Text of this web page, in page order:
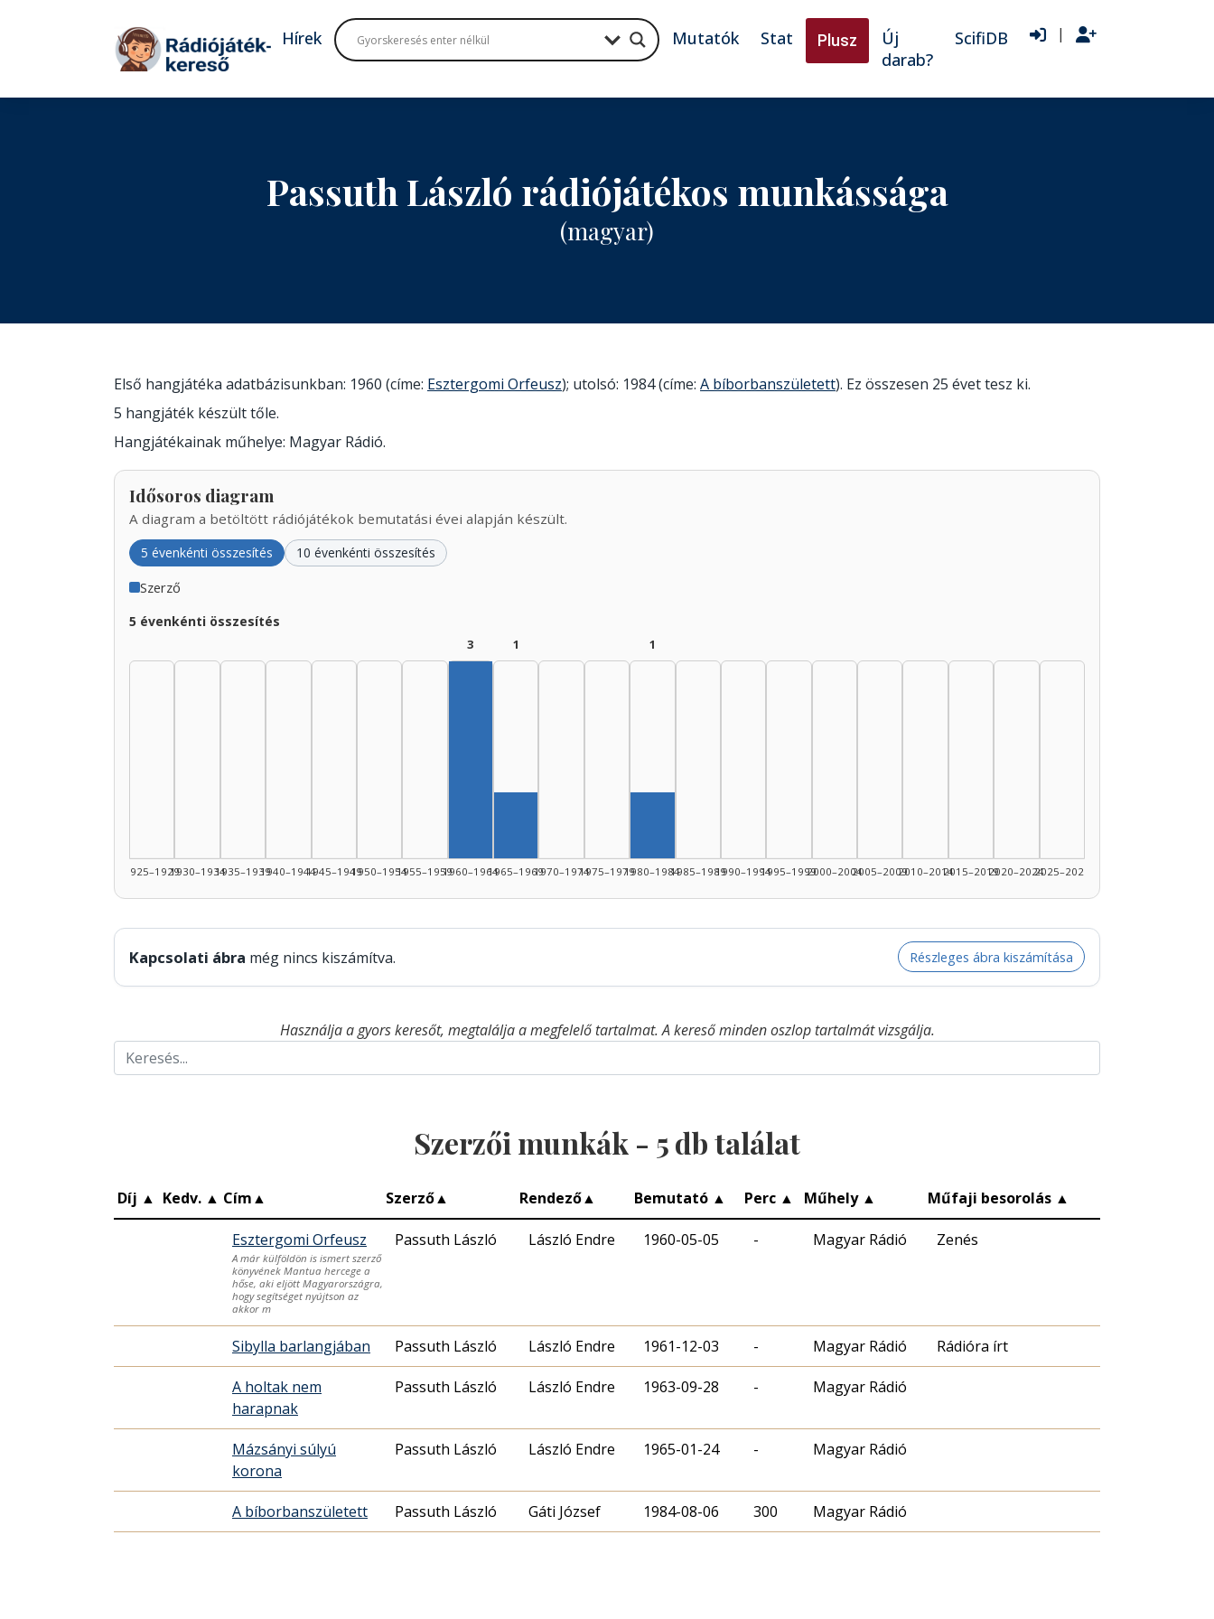
Tovább a tartalomhoz
Hírek Mutatók Stat Plusz
Új
darab?
ScifiDB |
Passuth László rádiójátékos munkássága
(magyar)
Első hangjátéka adatbázisunkban: 1960 (címe: Esztergomi Orfeusz); utolsó: 1984 (címe: A bíborbanszületett). Ez összesen 25 évet tesz ki.
5 hangjáték készült tőle.
Hangjátékainak műhelye: Magyar Rádió.
Idősoros diagram
A diagram a betöltött rádiójátékok bemutatási évei alapján készült.
5 évenkénti összesítés 10 évenkénti összesítés
Szerző
5 évenkénti összesítés
1925–19291930–19341935–19391940–19441945–19491950–19541955–1959
3
1960–1964
1
1965–19691970–19741975–1979
1
1980–19841985–19891990–19941995–19992000–20042005–20092010–20142015–20192020–20242025–2026
Kapcsolati ábra még nincs kiszámítva. Részleges ábra kiszámítása
Használja a gyors keresőt, megtalálja a megfelelő tartalmat. A kereső minden oszlop tartalmát vizsgálja.
Szerzői munkák - 5db találat
Díj ▲ Kedv. ▲ Cím▲ Szerző▲ Rendező▲ Bemutató ▲ Perc ▲ Műhely ▲ Műfaji besorolás ▲
Esztergomi Orfeusz
A már külföldön is ismert szerző
könyvének Mantua hercege a
hőse, aki eljött Magyarországra,
hogy segítséget nyújtson az
akkor m
Passuth László László Endre 1960-05-05 - Magyar Rádió Zenés
Sibylla barlangjában Passuth László László Endre 1961-12-03 - Magyar Rádió Rádióra írt
A holtak nem
harapnak
Passuth László László Endre 1963-09-28 - Magyar Rádió
Mázsányi súlyú
korona
Passuth László László Endre 1965-01-24 - Magyar Rádió
A bíborbanszületett Passuth László Gáti József 1984-08-06 300 Magyar Rádió